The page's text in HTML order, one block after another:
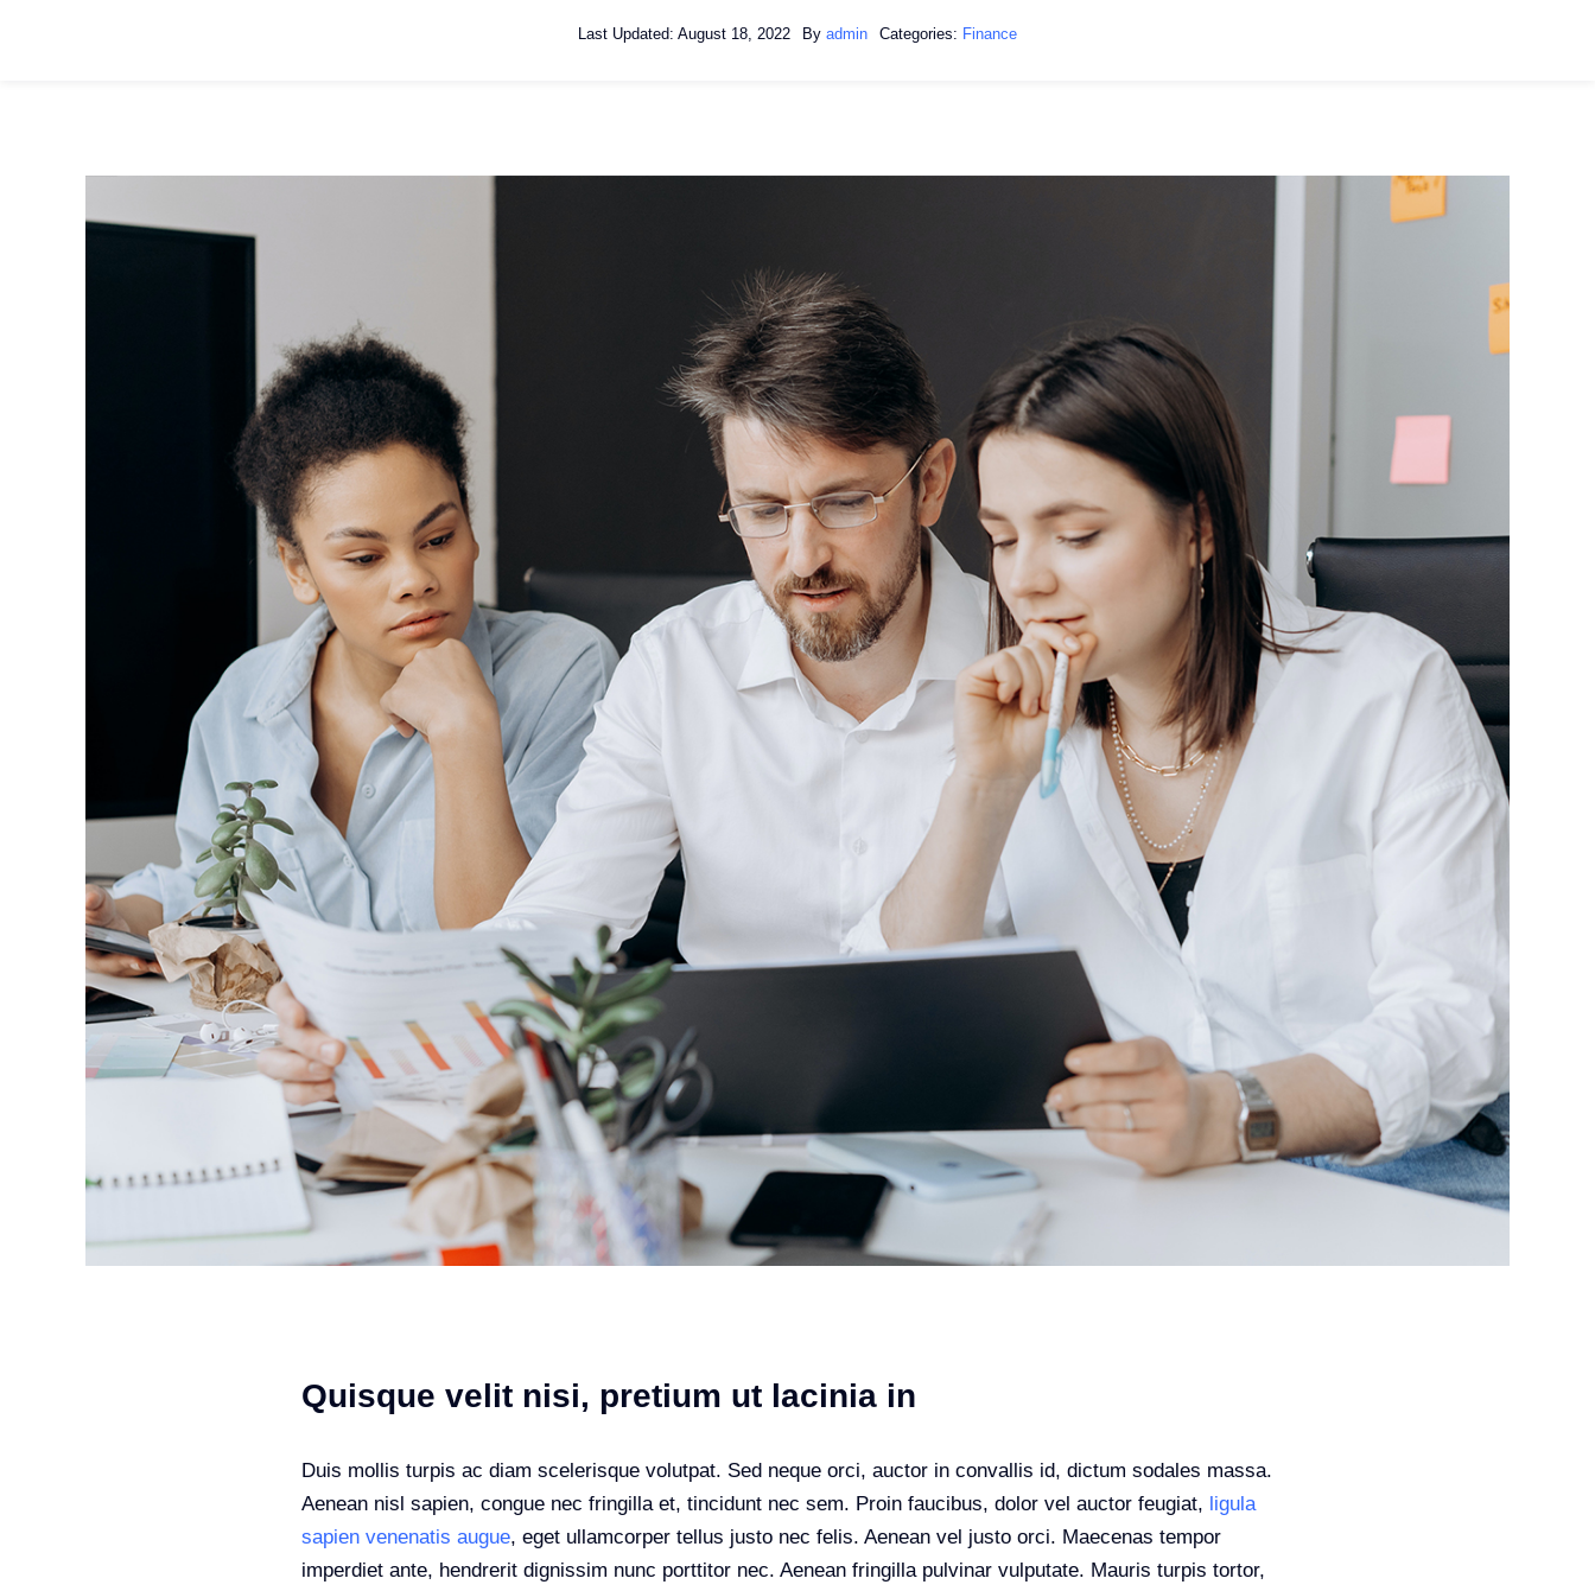
Last Updated: August 18, 2022 By admin Categories: Finance
Quisque velit nisi, pretium ut lacinia in
Duis mollis turpis ac diam scelerisque volutpat. Sed neque orci, auctor in convallis id, dictum sodales massa.
Aenean nisl sapien, congue nec fringilla et, tincidunt nec sem. Proin faucibus, dolor vel auctor feugiat, ligula
sapien venenatis augue, eget ullamcorper tellus justo nec felis. Aenean vel justo orci. Maecenas tempor
imperdiet ante, hendrerit dignissim nunc porttitor nec. Aenean fringilla pulvinar vulputate. Mauris turpis tortor,